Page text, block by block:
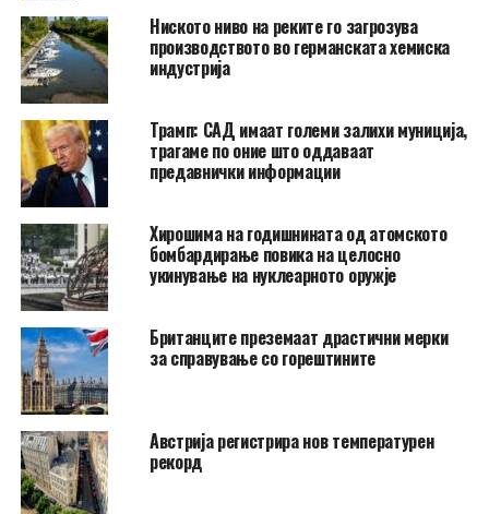
Ниското ниво на реките го загрозува
производството во германската хемиска
индустрија
Трамп: САД имаат големи залихи муниција,
трагаме по оние што оддаваат
предавнички информации
Хирошима на годишнината од атомското
бомбардирање повика на целосно
укинување на нуклеарното оружје
Британците преземаат драстични мерки
за справување со горештините
Австрија регистрира нов температурен
рекорд